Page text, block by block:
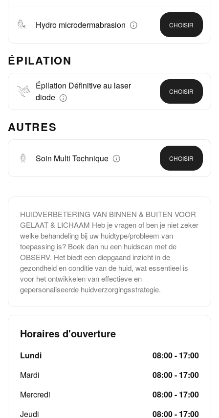
Hydro microdermabrasion CHOISIR
ÉPILATION
Épilation Définitive au laser
diode
CHOISIR
AUTRES
Soin Multi Technique CHOISIR
HUIDVERBETERING VAN BINNEN & BUITEN VOOR
GELAAT & LICHAAM Heb je vragen of ben je niet zeker
welke behandeling bij uw huidtype/probleem van
toepassing is? Boek dan nu een huidscan met de
OBSERV. Het biedt een diepgaand inzicht in de
gezondheid en conditie van de huid, wat essentieel is
voor het ontwikkelen van effectieve en
gepersonaliseerde huidverzorgingsstrategie.
Horaires d'ouverture
Lundi
08:00 - 17:00
Mardi
08:00 - 17:00
Mercredi
08:00 - 17:00
Jeudi
08:00 - 17:00